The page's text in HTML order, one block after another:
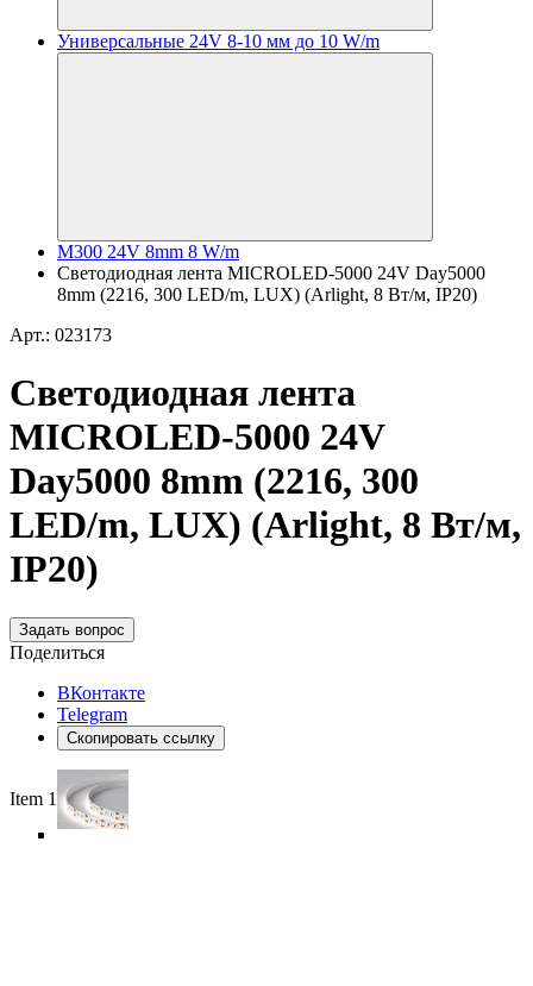
Универсальные 24V 8-10 мм до 10 W/m
M300 24V 8mm 8 W/m
Светодиодная лента MICROLED-5000 24V Day5000
8mm (2216, 300 LED/m, LUX) (Arlight, 8 Вт/м, IP20)
Арт.: 023173
Светодиодная лента
MICROLED-5000 24V
Day5000 8mm (2216, 300
LED/m, LUX) (Arlight, 8 Вт/м,
IP20)
Задать вопрос
Поделиться
ВКонтакте
Telegram
Скопировать ссылку
Item 1 of 5